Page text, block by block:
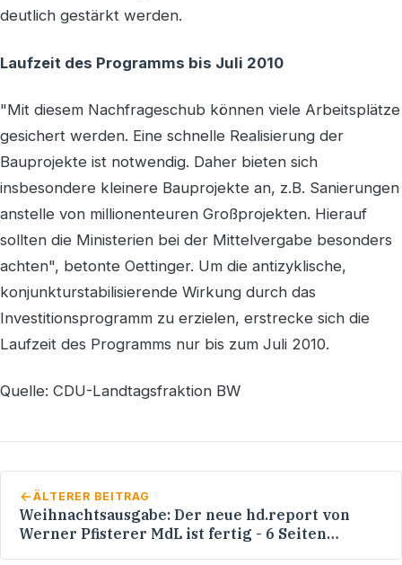
deutlich gestärkt werden.
Laufzeit des Programms bis Juli 2010
"Mit diesem Nachfrageschub können viele Arbeitsplätze
gesichert werden. Eine schnelle Realisierung der
Bauprojekte ist notwendig. Daher bieten sich
insbesondere kleinere Bauprojekte an, z.B. Sanierungen
anstelle von millionenteuren Großprojekten. Hierauf
sollten die Ministerien bei der Mittelvergabe besonders
achten", betonte Oettinger. Um die antizyklische,
konjunkturstabilisierende Wirkung durch das
Investitionsprogramm zu erzielen, erstrecke sich die
Laufzeit des Programms nur bis zum Juli 2010.
Quelle: CDU-Landtagsfraktion BW
ÄLTERER BEITRAG
Weihnachtsausgabe: Der neue hd.report von
Werner Pfisterer MdL ist fertig - 6 Seiten